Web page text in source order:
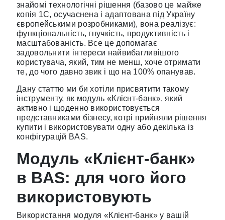
знайомі технологічні рішення (базово це майже
копія 1С, осучаснена і адаптована під Україну
європейськими розробниками), вона реалізує:
функціональність, гнучкість, продуктивність і
масштабованість. Все це допомагає
задовольнити інтереси найвибагливішого
користувача, який, тим не менш, хоче отримати
те, до чого давно звик і що на 100% опанував.
Дану статтю ми би хотіли присвятити такому
інструменту, як модуль «Клієнт-банк», який
активно і щоденно використовується
представниками бізнесу, котрі прийняли рішення
купити і використовувати одну або декілька із
конфігурацій BAS.
Модуль «Клієнт-банк»
в BAS: для чого його
використовують
Використання модуля «Клієнт-банк» у вашій